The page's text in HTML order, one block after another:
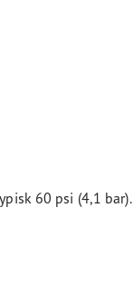
60 psi (4,1 bar).